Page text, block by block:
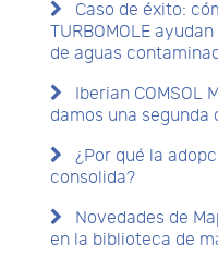
Caso de éxito:
TURBOMOLE
de aguas
Iberian COMSOL
damos una segunda
¿Por qué la
consolida?
Novedades de
en la biblioteca de